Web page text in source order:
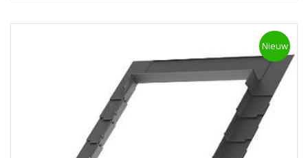
Nieuw